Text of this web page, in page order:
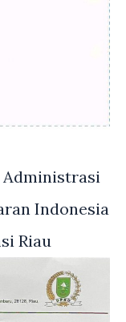
Administrasi
Indonesia
Riau